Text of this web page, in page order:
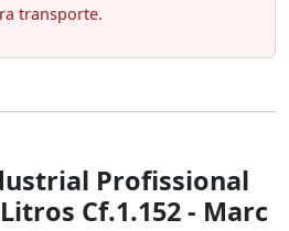
transporte.
Profissional
Cf.1.152 - Marc